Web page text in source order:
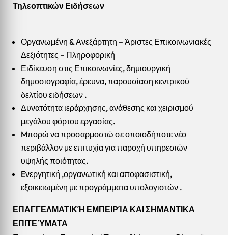
Τηλεοπτικών Ειδήσεων
Οργανωμένη & Ανεξάρτητη – Άριστες Επικοινωνιακές
Δεξιότητες – Πληροφορική
Ειδίκευση στις Επικοινωνίες, δημιουργική
δημοσιογραφία, έρευνα, παρουσίαση κεντρικού
δελτίου ειδήσεων .
Δυνατότητα ιεράρχησης, ανάθεσης και χειρισμού
μεγάλου φόρτου εργασίας.
Mπορώ να προσαρμοστώ σε οποιοδήποτε νέο
περιβάλλον με επιτυχία για παροχή υπηρεσιών
υψηλής ποιότητας.
Eνεργητική ,οργανωτική και αποφασιστική,
εξοικειωμένη με προγράμματα υπολογιστών .
ΕΠΑΓΓΕΛΜΑΤΙΚΉ ΕΜΠΕΙΡΊΑ ΚΑΙ ΣΗΜΑΝΤΙΚΑ
ΕΠΙΤΕΎΜΑΤΑ